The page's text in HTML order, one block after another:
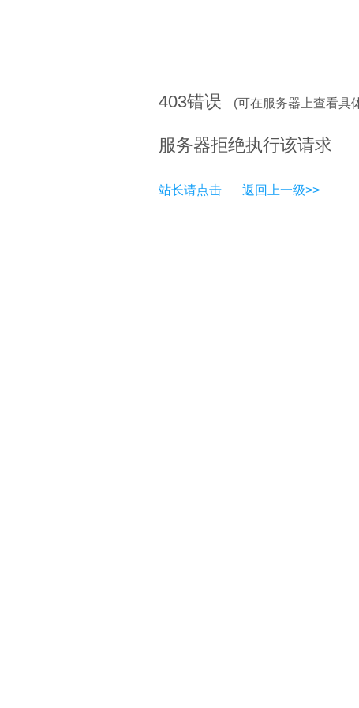
403错误 (可在服务器上查看具
服务器拒绝执行该请求
站长请点击 返回上一级>>